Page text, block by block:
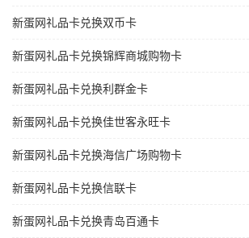
新蛋网礼品卡兑换双币卡
新蛋网礼品卡兑换锦辉商城购物卡
新蛋网礼品卡兑换利群金卡
新蛋网礼品卡兑换佳世客永旺卡
新蛋网礼品卡兑换海信广场购物卡
新蛋网礼品卡兑换信联卡
新蛋网礼品卡兑换青岛百通卡